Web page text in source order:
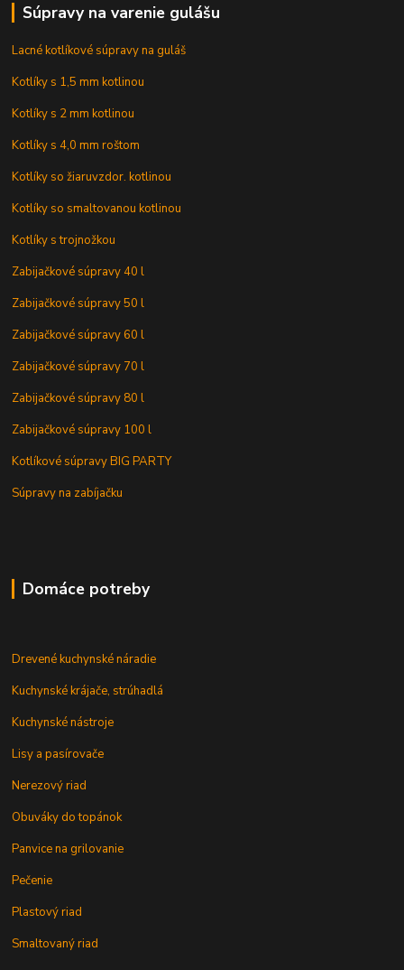
Súpravy na varenie gulášu
Lacné kotlíkové súpravy na guláš
Kotlíky s 1,5 mm kotlinou
Kotlíky s 2 mm kotlinou
Kotlíky s 4,0 mm roštom
Kotlíky so žiaruvzdor. kotlinou
Kotlíky so smaltovanou kotlinou
Kotlíky s trojnožkou
Zabijačkové súpravy 40 l
Zabijačkové súpravy 50 l
Zabijačkové súpravy 60 l
Zabijačkové súpravy 70 l
Zabijačkové súpravy 80 l
Zabijačkové súpravy 100 l
Kotlíkové súpravy BIG PARTY
Súpravy na zabíjačku
Domáce potreby
Drevené kuchynské náradie
Kuchynské krájače, strúhadlá
Kuchynské nástroje
Lisy a pasírovače
Nerezový riad
Obuváky do topánok
Panvice na grilovanie
Pečenie
Plastový riad
Smaltovaný riad